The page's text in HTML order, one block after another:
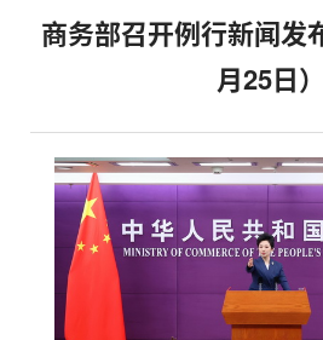
商务部召开例行新闻发
月25日）